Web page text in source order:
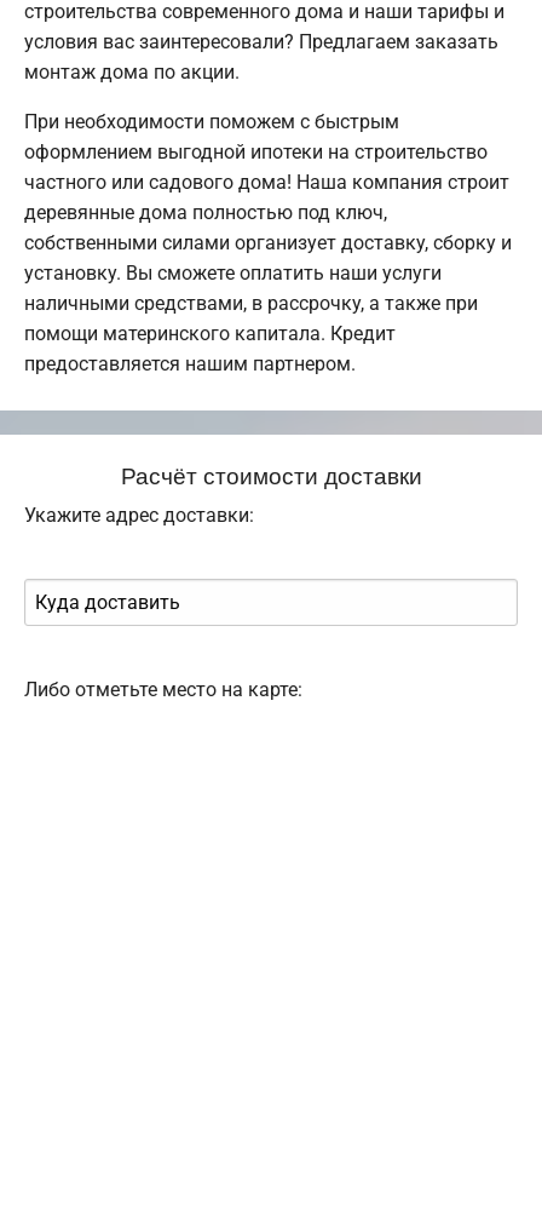
строительства современного дома и наши тарифы и
условия вас заинтересовали? Предлагаем заказать
монтаж дома по акции.
При необходимости поможем с быстрым
оформлением выгодной ипотеки на строительство
частного или садового дома! Наша компания строит
деревянные дома полностью под ключ,
собственными силами организует доставку, сборку и
установку. Вы сможете оплатить наши услуги
наличными средствами, в рассрочку, а также при
помощи материнского капитала. Кредит
предоставляется нашим партнером.
Расчёт стоимости доставки
Укажите адрес доставки:
Либо отметьте место на карте: